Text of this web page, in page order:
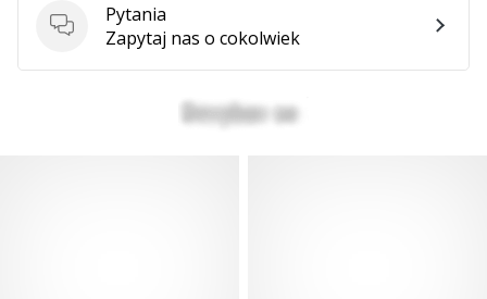
Pytania
Pytania
Zapytaj nas o cokolwiek